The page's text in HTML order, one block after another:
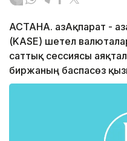
АСТАНА. ҚазАқпарат -
(KASE) шетел
саттық сессиясы
биржаның баспасөз